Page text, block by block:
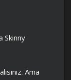
Skinny
Ama